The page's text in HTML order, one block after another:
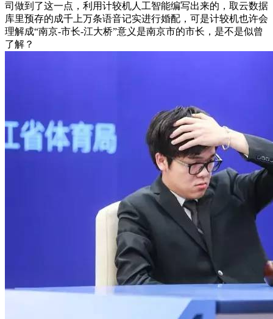
司做到了这一点，利用计较机人工智能编写出来的，取云数据
库里预存的成千上万条语音记实进行婚配，可是计较机也许会
理解成“南京-市长-江大桥”意义是南京市的市长，是不是似曾
了解？